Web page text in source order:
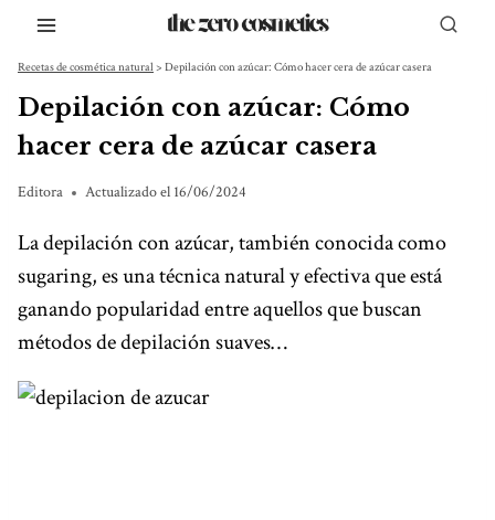
Saltar
contenido
Recetas de cosmética natural> Depilación con azúcar: Cómo hacer cera de azúcar casera
Depilación con azúcar: Cómo
hacer cera de azúcar casera
Editora Actualizado el 16/06/2024
La depilación con azúcar, también conocida como
sugaring, es una técnica natural y efectiva que está
ganando popularidad entre aquellos que buscan
métodos de depilación suaves…